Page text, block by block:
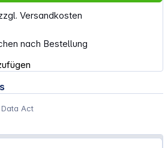
Versandkosten
nach Bestellung
Act